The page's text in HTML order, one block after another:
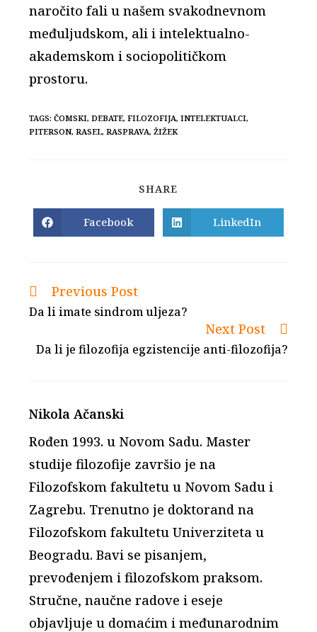
naročito fali u našem svakodnevnom
međuljudskom, ali i intelektualno-
akademskom i sociopolitičkom
prostoru.
TAGS:ČOMSKI, DEBATE, FILOZOFIJA, INTELEKTUALCI,
PITERSON, RASEL, RASPRAVA, ŽIŽEK
SHARE
CONTENT
Opens
in
Facebook Opens
in
LinkedIn
Read
more
articles
Previous Post
Da li imate sindrom uljeza?
Next Post
Da li je filozofija egzistencije anti-filozofija?
Nikola Ačanski
Rođen 1993. u Novom Sadu. Master
studije filozofije završio je na
Filozofskom fakultetu u Novom Sadu i
Zagrebu. Trenutno je doktorand na
Filozofskom fakultetu Univerziteta u
Beogradu. Bavi se pisanjem,
prevođenjem i filozofskom praksom.
Stručne, naučne radove i eseje
objavljuje u domaćim i međunarodnim